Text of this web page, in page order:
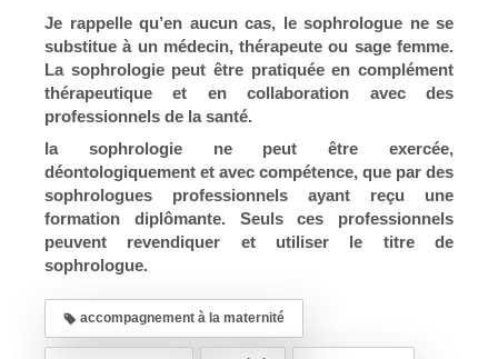
Je rappelle qu’en aucun cas, le sophrologue ne se
substitue à un médecin, thérapeute ou sage femme.
La sophrologie peut être pratiquée en complément
thérapeutique et en collaboration avec des
professionnels de la santé.
la sophrologie ne peut être exercée,
déontologiquement et avec compétence, que par des
sophrologues professionnels ayant reçu une
formation diplômante. Seuls ces professionnels
peuvent revendiquer et utiliser le titre de
sophrologue.
accompagnement à la maternité